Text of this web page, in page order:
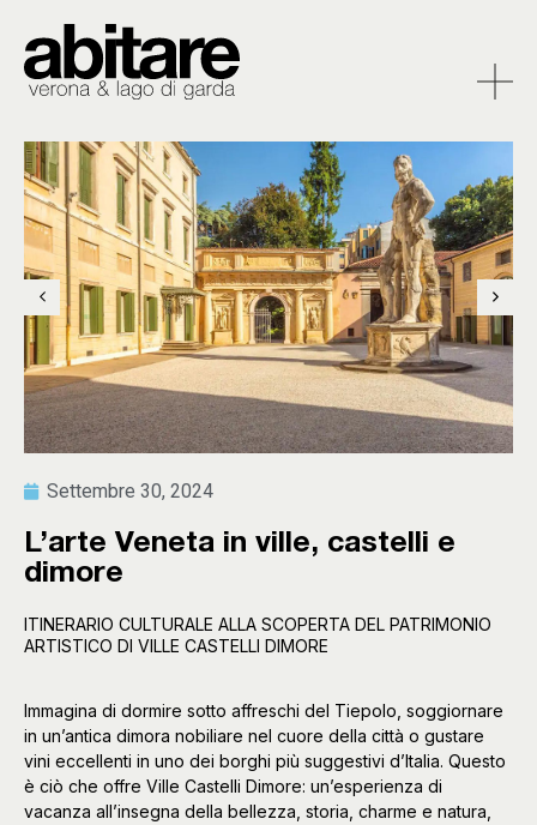
Settembre 30, 2024
L’arte Veneta in ville, castelli e
dimore
ITINERARIO CULTURALE ALLA SCOPERTA DEL PATRIMONIO
ARTISTICO DI VILLE CASTELLI DIMORE
Immagina di dormire sotto affreschi del Tiepolo, soggiornare
in un’antica dimora nobiliare nel cuore della città o gustare
vini eccellenti in uno dei borghi più suggestivi d’Italia. Questo
è ciò che offre Ville Castelli Dimore: un’esperienza di
vacanza all’insegna della bellezza, storia, charme e natura,